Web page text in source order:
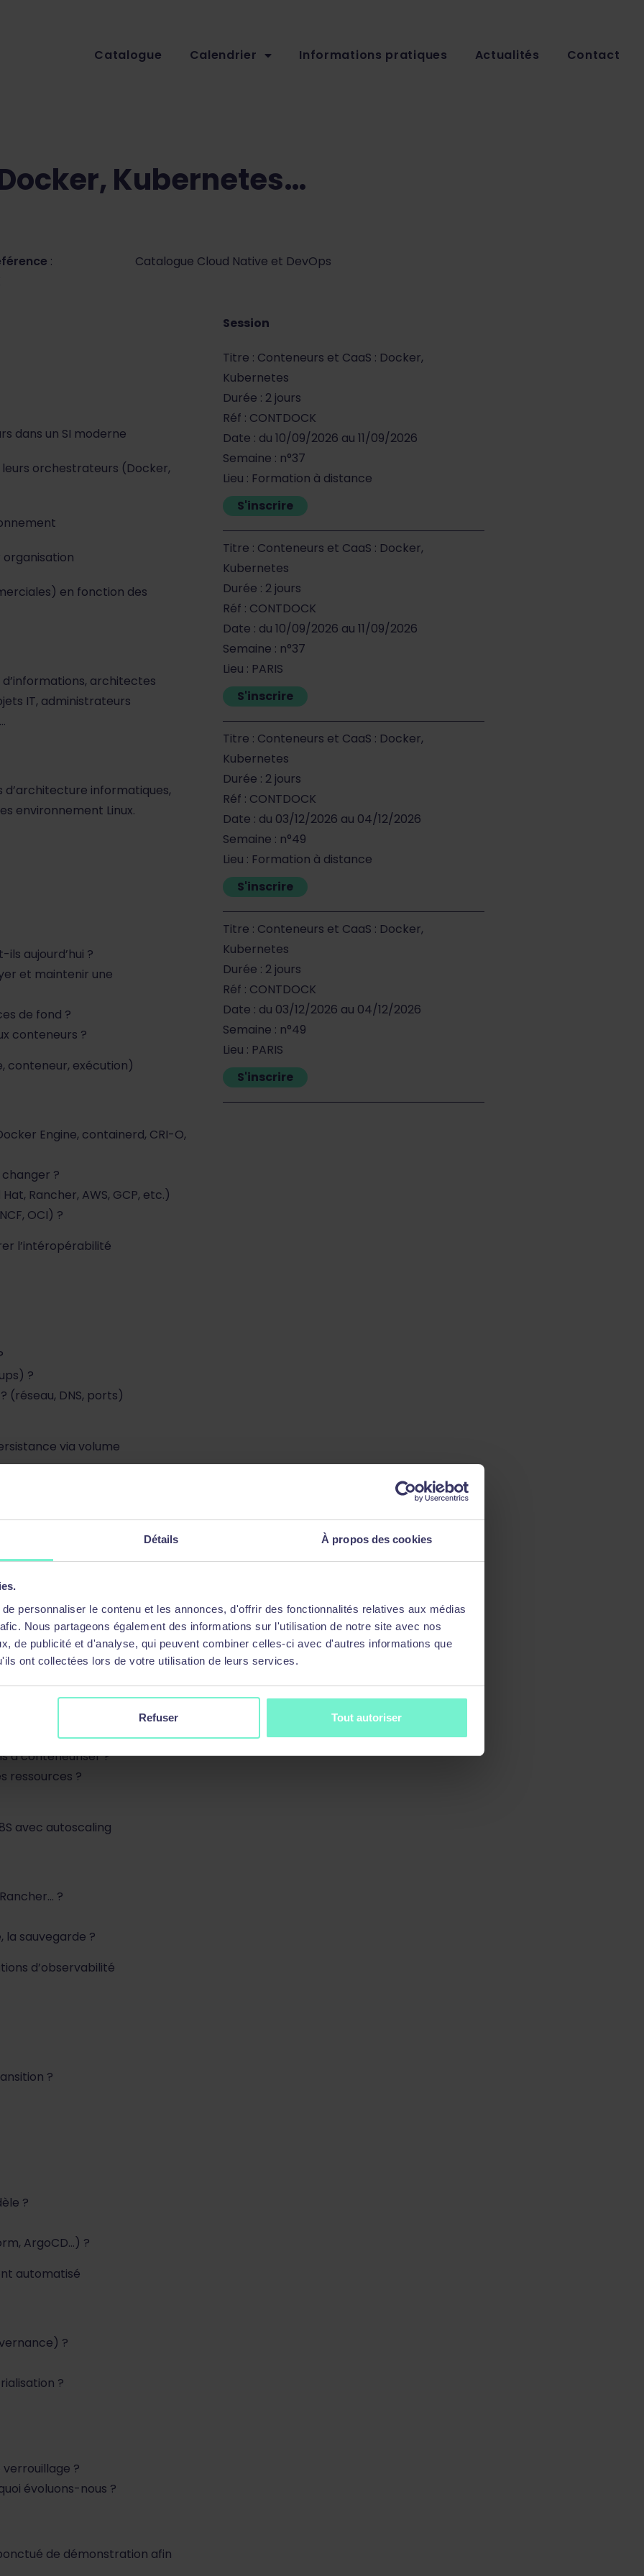
Détails À propos des cookies
personnaliser le contenu et les annonces, d'offrir des fonctionnalités relatives aux médias
Nous partageons également des informations sur l'utilisation de notre site avec nos
de publicité et d'analyse, qui peuvent combiner celles-ci avec d'autres informations que
ont collectées lors de votre utilisation de leurs services.
Refuser Tout autoriser
Catalogue Calendrier Informations pratiques Actualités Contact
Kubernetes…
:
Catalogue Cloud Native et DevOps
dans un SI moderne
orchestrateurs (Docker,
organisation
en fonction des
architectes
IT, administrateurs
informatiques,
environnement Linux.
aujourd’hui ?
et maintenir une
de fond ?
conteneurs ?
conteneur, exécution)
Engine, containerd, CRI-O,
?
Rancher, AWS, GCP, etc.)
OCI) ?
l’intéropérabilité
?
(réseau, DNS, ports)
via volume
résoudre ?
déployments, services,
des principales
?
à conteneuriser ?
ressources ?
avec autoscaling
?
la sauvegarde ?
d’observabilité
?
?
ArgoCD…) ?
automatisé
?
?
?
évoluons-nous ?
de démonstration afin
Session
Titre : Conteneurs et CaaS : Docker,
Kubernetes
Durée : 2 jours
Réf : CONTDOCK
Date : du 10/09/2026 au 11/09/2026
Semaine : n°37
Lieu : Formation à distance
S'inscrire
Titre : Conteneurs et CaaS : Docker,
Kubernetes
Durée : 2 jours
Réf : CONTDOCK
Date : du 10/09/2026 au 11/09/2026
Semaine : n°37
Lieu : PARIS
S'inscrire
Titre : Conteneurs et CaaS : Docker,
Kubernetes
Durée : 2 jours
Réf : CONTDOCK
Date : du 03/12/2026 au 04/12/2026
Semaine : n°49
Lieu : Formation à distance
S'inscrire
Titre : Conteneurs et CaaS : Docker,
Kubernetes
Durée : 2 jours
Réf : CONTDOCK
Date : du 03/12/2026 au 04/12/2026
Semaine : n°49
Lieu : PARIS
S'inscrire